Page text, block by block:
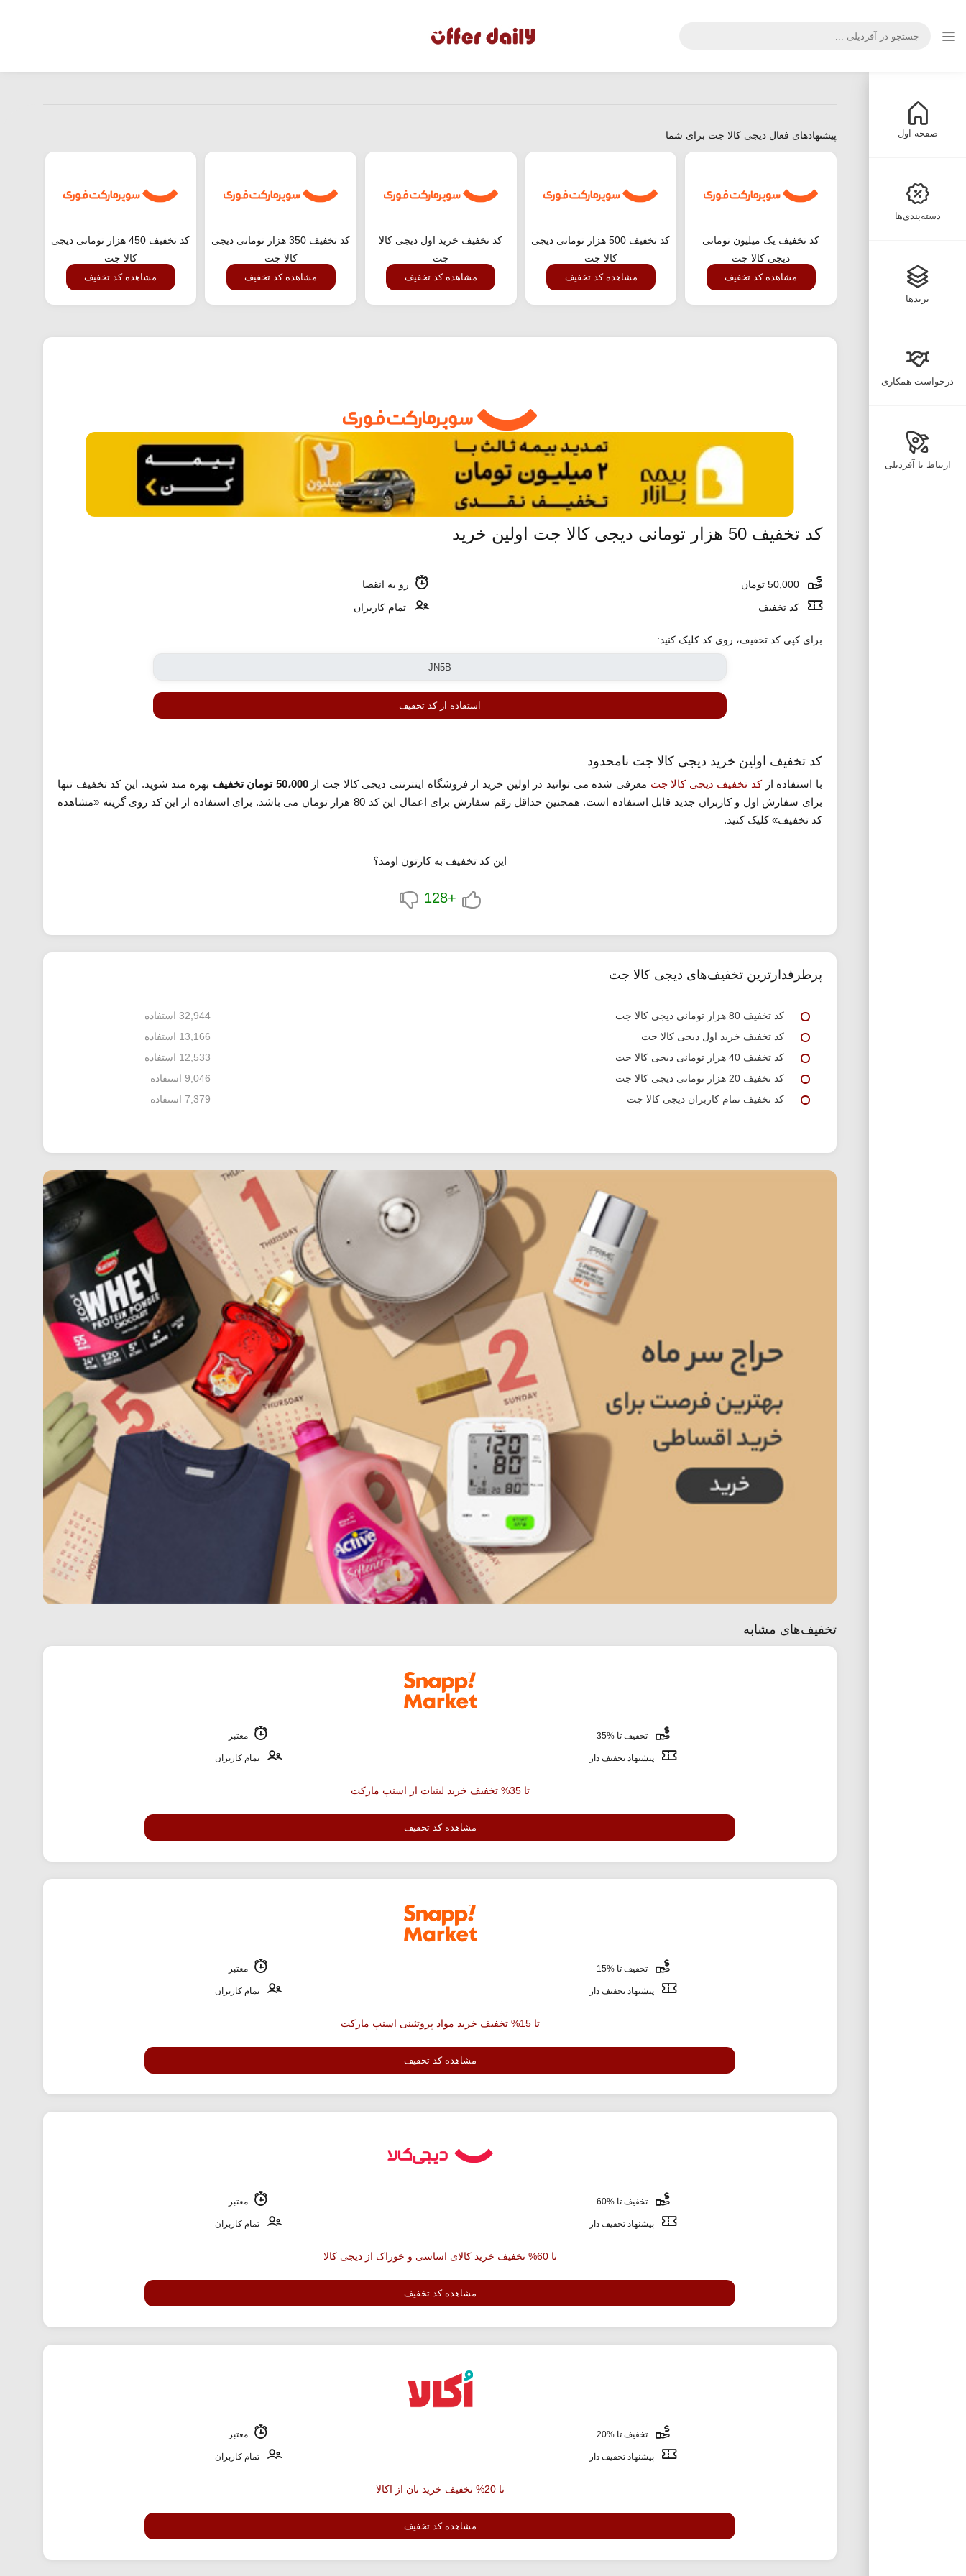
صفحه اول
دسته‌بندی‌ها
برندها
درخواست همکاری
ارتباط با آفردیلی
پیشنهادهای فعال دیجی کالا جت برای شما
کد تخفیف یک میلیون تومانی
دیجی کالا جت
مشاهده کد تخفیف
کد تخفیف 500 هزار تومانی دیجی
کالا جت
مشاهده کد تخفیف
کد تخفیف خرید اول دیجی کالا
جت
مشاهده کد تخفیف
کد تخفیف 350 هزار تومانی دیجی
کالا جت
مشاهده کد تخفیف
کد تخفیف 450 هزار تومانی دیجی
کالا جت
مشاهده کد تخفیف
کد تخفیف 50 هزار تومانی دیجی کالا جت اولین خرید
رو به انقضا
کد تخفیف
تمام کاربران
برای کپی کد تخفیف، روی کد کلیک کنید:
استفاده از کد تخفیف
کد تخفیف اولین خرید دیجی کالا جت نامحدود
با استفاده ازکد تخفیف دیجی کالا جت معرفی شده می توانید در اولین خرید از فروشگاه اینترنتی دیجی کالا جت از50،000 تومان تخفیف
بهره مند شوید. این کد تخفیف تنها
برای سفارش اول و کاربران جدید قابل استفاده است. همچنین حداقل رقم سفارش برای اعمال این کد 80 هزار تومان می باشد. برای استفاده از این کد روی گزینه «مشاهده
کد تخفیف» کلیک کنید.
این کد تخفیف به کارتون اومد؟
+128
پرطرفدارترین تخفیف‌های دیجی کالا جت
کد تخفیف 80 هزار تومانی دیجی کالا جت
32,944 استفاده
کد تخفیف خرید اول دیجی کالا جت
13,166 استفاده
کد تخفیف 40 هزار تومانی دیجی کالا جت
12,533 استفاده
کد تخفیف 20 هزار تومانی دیجی کالا جت
9,046 استفاده
کد تخفیف تمام کاربران دیجی کالا جت
7,379 استفاده
تخفیف‌های مشابه
تخفیف تا %35 معتبر
پیشنهاد تخفیف دار تمام کاربران
تا 35% تخفیف خرید لبنیات از اسنپ مارکت
مشاهده کد تخفیف
تخفیف تا %15 معتبر
پیشنهاد تخفیف دار تمام کاربران
تا 15% تخفیف خرید مواد پروتئینی اسنپ مارکت
مشاهده کد تخفیف
تخفیف تا %60 معتبر
پیشنهاد تخفیف دار تمام کاربران
تا 60% تخفیف خرید کالای اساسی و خوراک از دیجی کالا
مشاهده کد تخفیف
تخفیف تا %20 معتبر
پیشنهاد تخفیف دار تمام کاربران
تا 20% تخفیف خرید نان از اکالا
مشاهده کد تخفیف